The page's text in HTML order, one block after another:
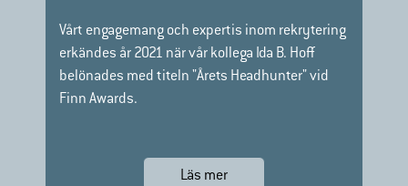
Vårt engagemang och expertis inom rekrytering
erkändes år 2021 när vår kollega Ida B. Hoff
belönades med titeln "Årets Headhunter" vid
Finn Awards.
Läs mer